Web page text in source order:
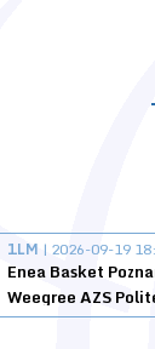
1LM | 2026-09-19
Enea Basket